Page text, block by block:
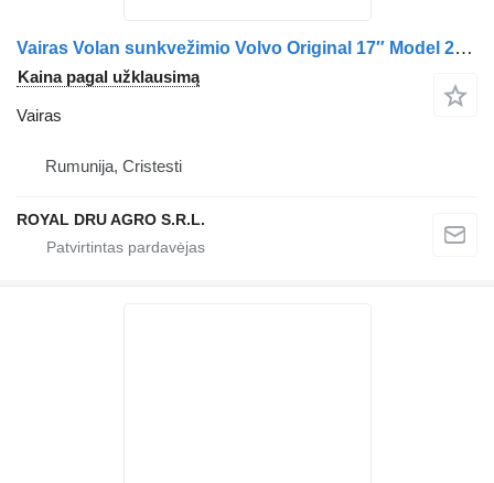
Vairas Volan sunkvežimio Volvo Original 17″ Model 20722178/20973980/20870764/20754239
Kaina pagal užklausimą
Vairas
Rumunija, Cristesti
ROYAL DRU AGRO S.R.L.